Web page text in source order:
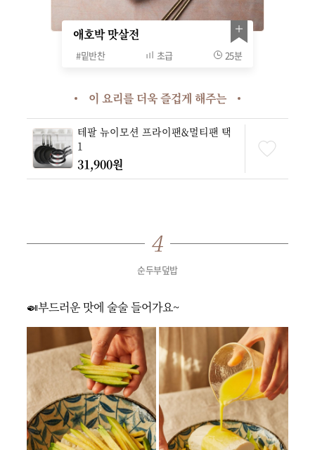
애호박 맛살전
#밑반찬 초급 25분
이 요리를 더욱 즐겁게 해주는
테팔 뉴이모션 프라이팬&멀티팬 택
1
31,900원
순두부덮밥
🍛부드러운 맛에 술술 들어가요~